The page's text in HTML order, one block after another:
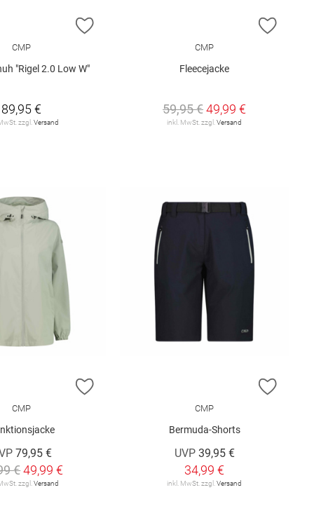
HINZUFÜGEN
CMP
"Rigel 2.0 Low W"
89,95 €
zzgl.Versand
ZUR
CMP
Fleecejacke
59,95 €49,99 €
inkl. MwSt. zzgl.Versand
HINZUFÜGEN
CMP
79,95 €
€49,99 €
zzgl.Versand
ZUR
CMP
Bermuda-Shorts
UVP 39,95 €
34,99 €
inkl. MwSt. zzgl.Versand